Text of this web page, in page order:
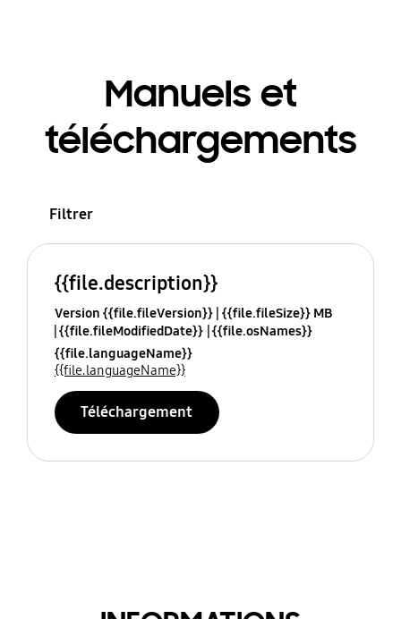
Manuels et
téléchargements
Filtrer
{{file.description}}
Version {{file.fileVersion}} {{file.fileSize}} MB
{{file.fileModifiedDate}} {{file.osNames}}
{{file.languageName}}
{{file.languageName}}
Téléchargement